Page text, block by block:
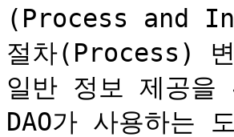
(Process and
절차(Process)
일반 정보 제공
DAO가 사용하는